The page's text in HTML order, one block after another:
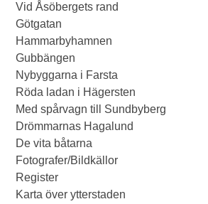
Vid Åsöbergets rand
Götgatan
Hammarbyhamnen
Gubbängen
Nybyggarna i Farsta
Röda ladan i Hägersten
Med spårvagn till Sundbyberg
Drömmarnas Hagalund
De vita båtarna
Fotografer/Bildkällor
Register
Karta över ytterstaden